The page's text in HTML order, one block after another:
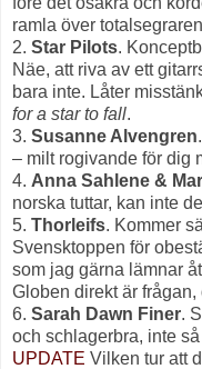
ramla över
2. Star Pilots.
Näe, att riva av ett
bara inte. Låter
for a star to fall.
3. Susanne Alvengren
– milt rogivande för dig
4. Anna Sahlene &
norska tuttar, kan inte
5. Thorleifs. Kommer
Svensktoppen för
som jag gärna lämnar
Globen direkt är frågan,
6. Sarah Dawn Finer.
och schlagerbra, inte
UPDATE Vilken tur att